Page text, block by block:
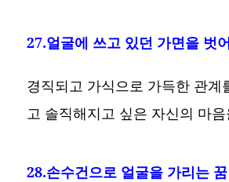
27.얼굴에 쓰고 있던 가면을 벗
경직되고 가식으로 가득한 관계
고 솔직해지고 싶은 자신의 마음
28.손수건으로 얼굴을 가리는 꿈